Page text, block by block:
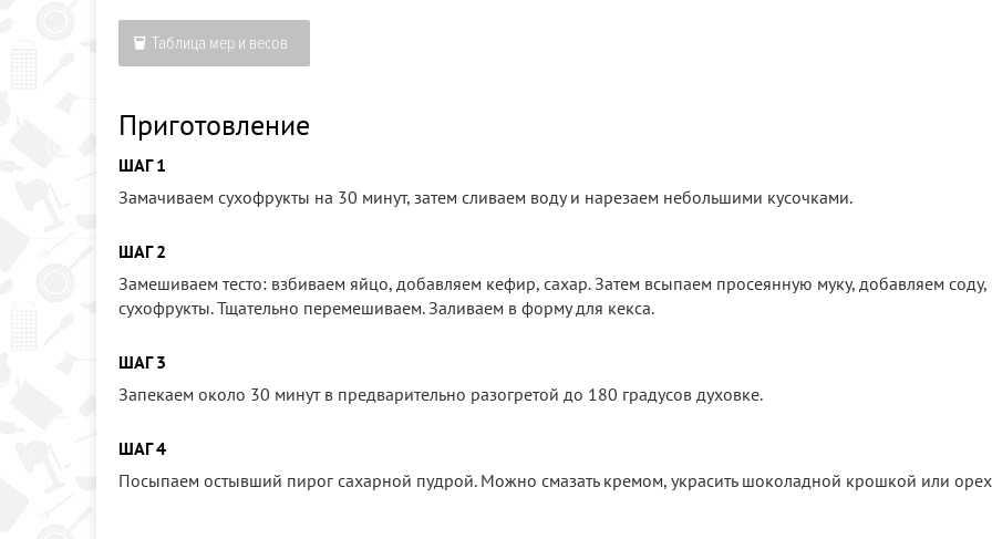
Таблица мер и весов
Приготовление
ШАГ 1
Замачиваем сухофрукты на 30 минут, затем сливаем воду и нарезаем небольшими кусочками.
ШАГ 2
Замешиваем тесто: взбиваем яйцо, добавляем кефир, сахар. Затем всыпаем просеянную муку, добавляем соду,
сухофрукты. Тщательно перемешиваем. Заливаем в форму для кекса.
ШАГ 3
Запекаем около 30 минут в предварительно разогретой до 180 градусов духовке.
ШАГ 4
Посыпаем остывший пирог сахарной пудрой. Можно смазать кремом, украсить шоколадной крошкой или